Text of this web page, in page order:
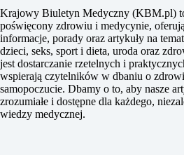
Krajowy Biuletyn Medyczny (KBM.pl)
poświęcony zdrowiu i medycynie,
informacje, porady oraz artykuły na
dzieci, seks, sport i dieta, uroda oraz
jest dostarczanie rzetelnych i
wspierają czytelników w dbaniu o
samopoczucie. Dbamy o to, aby nasze
zrozumiałe i dostępne dla każdego,
wiedzy medycznej.